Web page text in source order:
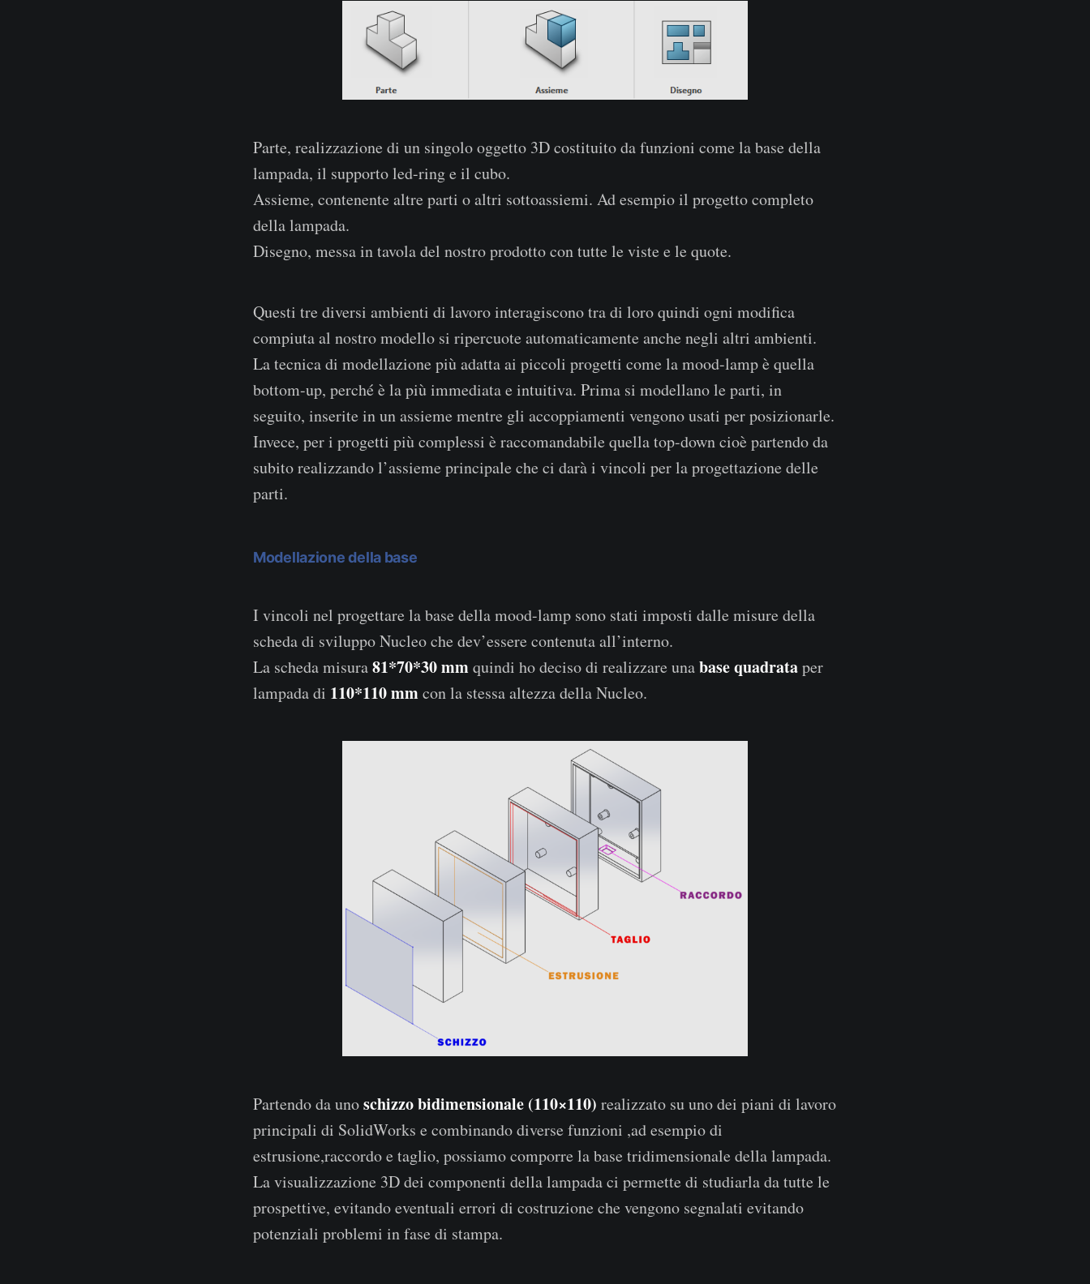
Parte, realizzazione di un singolo oggetto 3D costituito da funzioni come la base della
lampada, il supporto led-ring e il cubo.
Assieme, contenente altre parti o altri sottoassiemi. Ad esempio il progetto completo
della lampada.
Disegno, messa in tavola del nostro prodotto con tutte le viste e le quote.
Questi tre diversi ambienti di lavoro interagiscono tra di loro quindi ogni modifica
compiuta al nostro modello si ripercuote automaticamente anche negli altri ambienti.
La tecnica di modellazione più adatta ai piccoli progetti come la mood-lamp è quella
bottom-up, perché è la più immediata e intuitiva. Prima si modellano le parti, in
seguito, inserite in un assieme mentre gli accoppiamenti vengono usati per posizionarle.
Invece, per i progetti più complessi è raccomandabile quella top-down cioè partendo da
subito realizzando l’assieme principale che ci darà i vincoli per la progettazione delle
parti.
Modellazione della base
I vincoli nel progettare la base della mood-lamp sono stati imposti dalle misure della
scheda di sviluppo Nucleo che dev’essere contenuta all’interno.
La scheda misura81*70*30 mmquindi ho deciso di realizzare unabase quadrataper
lampada di 110*110 mmcon la stessa altezza della Nucleo.
Partendo da unoschizzo bidimensionale (110×110) realizzato su uno dei piani di lavoro
principali di SolidWorks e combinando diverse funzioni ,ad esempio di
estrusione,raccordo e taglio, possiamo comporre la base tridimensionale della lampada.
La visualizzazione 3D dei componenti della lampada ci permette di studiarla da tutte le
prospettive, evitando eventuali errori di costruzione che vengono segnalati evitando
potenziali problemi in fase di stampa.